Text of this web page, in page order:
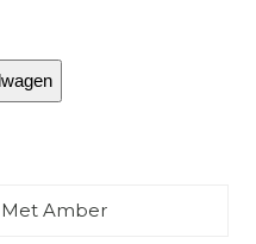
Met Amber